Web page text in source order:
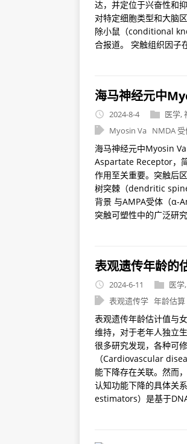
达，并定位于兴奋性和
对特定细胞类型和大脑
除小鼠（conditional
合报道。 突触组织因子
海马神经元中
2024-8-4 医学,
Myosin Va NMDA
海马神经元中Myosin
Aspartate Receptor，
作用至关重要。突触后
树突棘（dendritic
背景 与AMPA受体（α-
突触可塑性中的广泛研
表观遗传年龄的
2024-6-11 医学,
表观遗传学 年龄估算
表观遗传年龄估计值与
维持，对于老年人独立
很多研究发现，各种可
（Cardiovascular
能下降存在关联。然而
认知功能下降的具体关
estimators）是基于